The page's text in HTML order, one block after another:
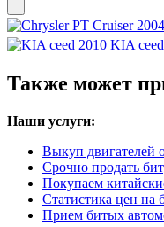
KIA
Также может
Наши услуги:
Выкуп двигателей
Срочно продать
Покупаем
Статистика цен на
Прием битых